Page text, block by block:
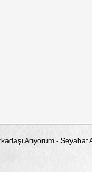
Arıyorum -